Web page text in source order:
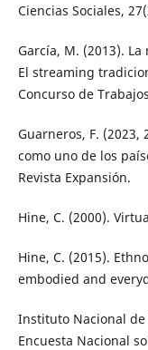
Ciencias Sociales,
García, M. (2013).
El streaming
Concurso de
Guarneros, F.
como uno de los
Revista Expansión.
Hine, C. (2000).
Hine, C. (2015).
embodied and
Instituto Nacional de
Encuesta Nacional